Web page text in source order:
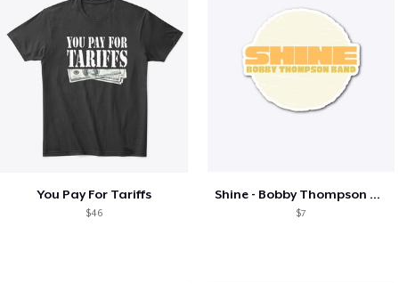
You Pay For Tariffs
$46
Shine - Bobby Thompson Band Merch
$7